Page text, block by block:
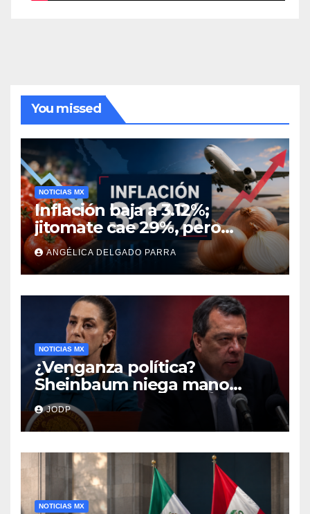
You missed
NOTICIAS MX
Inflación baja a 3.12%;
jitomate cae 29%, pero
cebolla y vuelos se
encarecen
ANGÉLICA DELGADO PARRA
NOTICIAS MX
¿Venganza política?
Sheinbaum niega mano
negra en captura de Ángel
Aguirre
JODP
NOTICIAS MX